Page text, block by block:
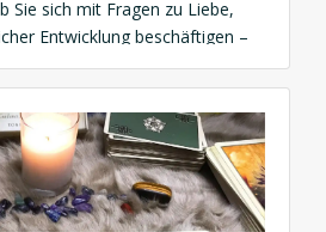
Sie sich mit Fragen zu Liebe,
Entwicklung beschäftigen –
Klarheit zu finden. Mit einem
Orakel können Sie diese
[…]